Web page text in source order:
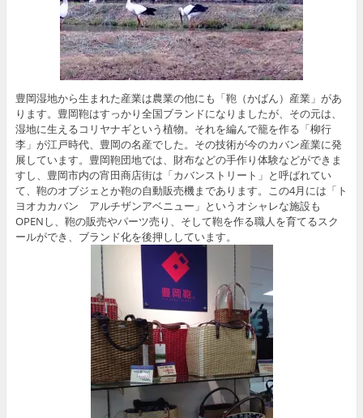
豊岡湿地から生まれた産業は農業の他にも「鞄（かばん）産業」があ
ります。豊岡鞄はすっかり全国ブランドになりましたが、その元は、
湿地に生えるコリヤナギという植物。それを編んで籠を作る「柳行
李」が江戸時代、豊岡の名産でした。その技術が今のカバン産業に発
展しています。豊岡鞄団地では、財布などの手作り体験などができま
すし、豊岡市内の宵田商店街は「カバンストリート」と呼ばれてい
て、鞄のオブジェとか鞄の自動販売機まであります。この4月には「ト
ヨオカカバン アルチザンアベニュー」というオシャレな施設も
OPENし、鞄の販売やパーツ売り、そして鞄を作る職人を育てるスク
ールができ、ブランド化を後押ししています。